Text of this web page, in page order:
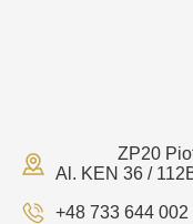
ZP20
Al. KEN 36 /
+48 733 644 002